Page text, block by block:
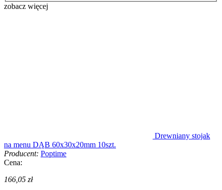
zobacz więcej
Drewniany stojak
na menu DĄB 60x30x20mm 10szt.
Producent: Poptime
Cena:
166,05 zł